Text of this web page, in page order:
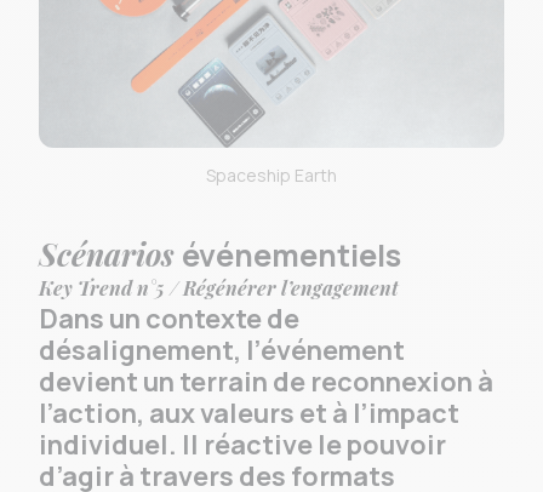
Spaceship Earth
Scénarios événementiels
Key Trend n°5 / Régénérer l’engagement
Dans un contexte de
désalignement, l’événement
devient un terrain de reconnexion à
l’action, aux valeurs et à l’impact
individuel. Il réactive le pouvoir
d’agir à travers des formats